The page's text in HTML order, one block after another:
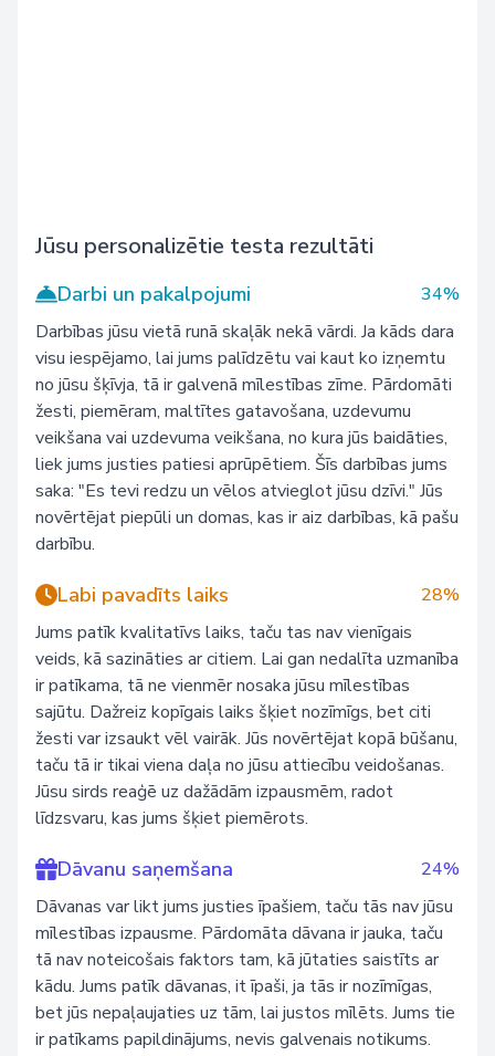
Jūsu personalizētie testa rezultāti
Darbi un pakalpojumi
34%
Darbības jūsu vietā runā skaļāk nekā vārdi. Ja kāds dara
visu iespējamo, lai jums palīdzētu vai kaut ko izņemtu
no jūsu šķīvja, tā ir galvenā mīlestības zīme. Pārdomāti
žesti, piemēram, maltītes gatavošana, uzdevumu
veikšana vai uzdevuma veikšana, no kura jūs baidāties,
liek jums justies patiesi aprūpētiem. Šīs darbības jums
saka: "Es tevi redzu un vēlos atvieglot jūsu dzīvi." Jūs
novērtējat piepūli un domas, kas ir aiz darbības, kā pašu
darbību.
Labi pavadīts laiks
28%
Jums patīk kvalitatīvs laiks, taču tas nav vienīgais
veids, kā sazināties ar citiem. Lai gan nedalīta uzmanība
ir patīkama, tā ne vienmēr nosaka jūsu mīlestības
sajūtu. Dažreiz kopīgais laiks šķiet nozīmīgs, bet citi
žesti var izsaukt vēl vairāk. Jūs novērtējat kopā būšanu,
taču tā ir tikai viena daļa no jūsu attiecību veidošanas.
Jūsu sirds reaģē uz dažādām izpausmēm, radot
līdzsvaru, kas jums šķiet piemērots.
Dāvanu saņemšana
24%
Dāvanas var likt jums justies īpašiem, taču tās nav jūsu
mīlestības izpausme. Pārdomāta dāvana ir jauka, taču
tā nav noteicošais faktors tam, kā jūtaties saistīts ar
kādu. Jums patīk dāvanas, it īpaši, ja tās ir nozīmīgas,
bet jūs nepaļaujaties uz tām, lai justos mīlēts. Jums tie
ir patīkams papildinājums, nevis galvenais notikums.